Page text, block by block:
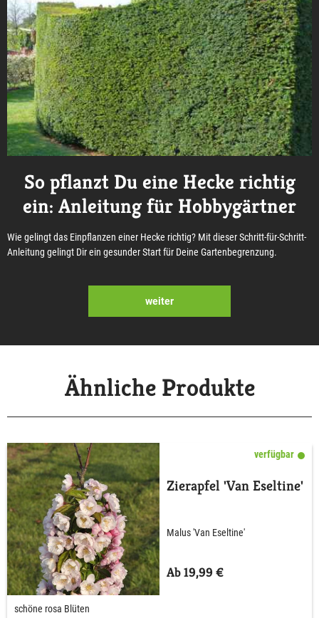
So pflanzt Du eine Hecke richtig
ein: Anleitung für Hobbygärtner
Wie gelingt das Einpflanzen einer Hecke richtig? Mit dieser Schritt-für-Schritt-
Anleitung gelingt Dir ein gesunder Start für Deine Gartenbegrenzung.
weiter
Ähnliche Produkte
verfügbar
Zierapfel 'Van Eseltine'
Malus 'Van Eseltine'
Ab 19,99 €
schöne rosa Blüten